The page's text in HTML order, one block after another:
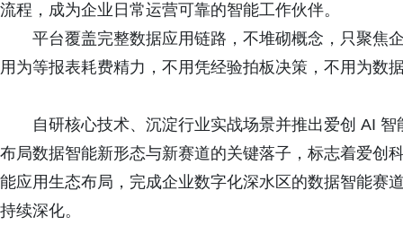
流程，成为企业日常运营可靠的智能工作伙伴。
平台覆盖完整数据应用链路，不堆砌概念，只聚焦
用为等报表耗费精力，不用凭经验拍板决策，不用为数
自研核心技术、沉淀行业实战场景并推出爱创 AI
布局数据智能新形态与新赛道的关键落子，标志着爱创
能应用生态布局，完成企业数字化深水区的数据智能赛
持续深化。